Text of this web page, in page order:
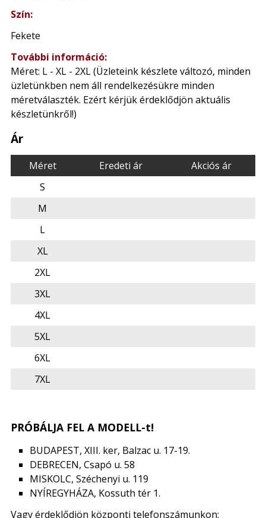
Szín:
Fekete
További információ:
Méret: L - XL - 2XL (Üzleteink készlete változó, minden
üzletünkben nem áll rendelkezésükre minden
méretválaszték. Ezért kérjük érdeklődjön aktuális
készletünkről!)
Ár
Méret Eredeti ár
Akciós ár
S
M
L
XL
2XL
3XL
4XL
5XL
6XL
7XL
PRÓBÁLJA FEL A MODELL-t!
BUDAPEST, XIII. ker, Balzac u. 17-19.
DEBRECEN, Csapó u. 58
MISKOLC, Széchenyi u. 119
NYÍREGYHÁZA, Kossuth tér 1.
Vagy érdeklődjön központi telefonszámunkon: